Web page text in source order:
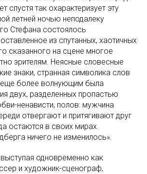
спустя так охарактеризует эту
летней ночью неподалеку
Стефана состоялось
из спутанных, хаотичных
сказанного на сцене многое
зрителям. Неясные словесные
знаки, странная символика слов
более волнующим была
двух, разделенных пропастью
ненависти, полов: мужчина
отвергают и притягивают друг
остаются в своих мирах.
ничего не изменилось».
одновременно как
и художник-сценограф,